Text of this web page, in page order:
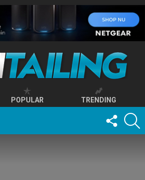
POPULAR TRENDING
FOLLOW
US